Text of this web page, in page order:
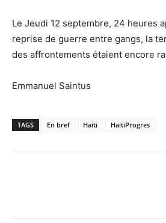
Le Jeudi 12 septembre, 24 heures
reprise de guerre entre gangs, la
des affrontements étaient encore
Emmanuel Saintus
TAGS En bref Haiti HaitiProgres